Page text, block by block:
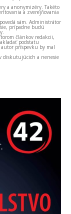
a anonymizéry. Takéto
a zverejňovania
sám. Administrátor
prípadne budú
článkov redakcii,
podstatu
príspevku by mal
diskutujúcich a nenesie